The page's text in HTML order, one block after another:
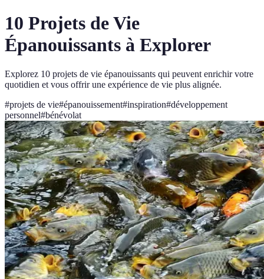
10 Projets de Vie
Épanouissants à Explorer
Explorez 10 projets de vie épanouissants qui peuvent enrichir votre
quotidien et vous offrir une expérience de vie plus alignée.
#projets de vie#épanouissement#inspiration#développement
personnel#bénévolat